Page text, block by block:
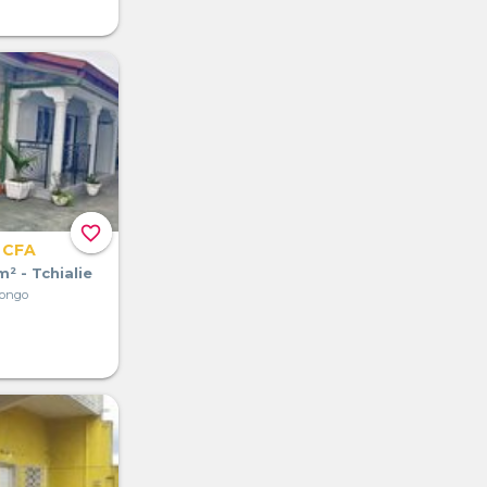
favorite_border
- Tchialie